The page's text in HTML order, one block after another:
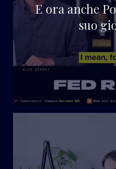
E ora anche
suo